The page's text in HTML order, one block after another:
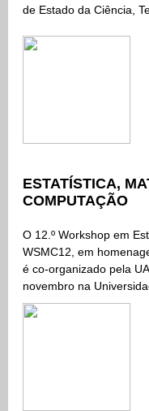
de Estado da Ciência,
ESTATÍSTICA,
COMPUTAÇÃO
O 12.º Workshop em
WSMC12, em
é co-organizado pela
novembro na